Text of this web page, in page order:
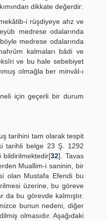
dikkate değerdir:
i rüşdiyeye ahz ve
medrese odalarında
medrese odalarında
kalmaları bâdi ve
ve bu hale sebebiyet
olmağla ber minvâl-ı
için geçerli bir durum
tarihini tam olarak tespit
tarihli belge 23 Ş. 1292
bildirilmektedir[32]. Tavas
Muallim-i saninin, bir
olan Mustafa Efendi bu
üzerine, bu göreve
da bu görevde kalmıştır.
bunun nedeni, diğer
olmasıdır. Aşağıdaki